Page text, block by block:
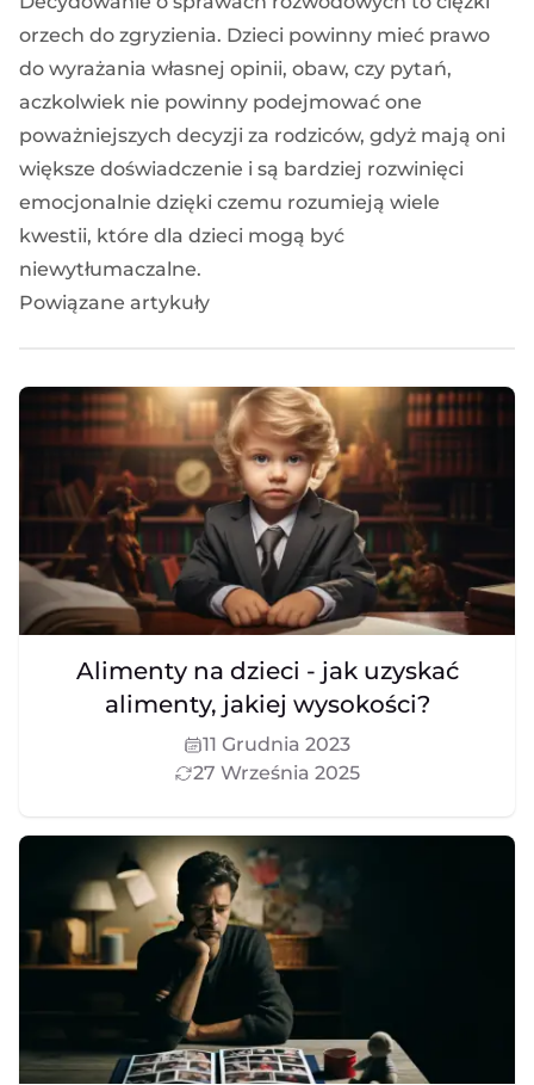
orzech do zgryzienia. Dzieci powinny mieć prawo
do wyrażania własnej opinii, obaw, czy pytań,
aczkolwiek nie powinny podejmować one
poważniejszych decyzji za rodziców, gdyż mają oni
większe doświadczenie i są bardziej rozwinięci
emocjonalnie dzięki czemu rozumieją wiele
kwestii, które dla dzieci mogą być
niewytłumaczalne.
Powiązane artykuły
Alimenty na dzieci - jak uzyskać
alimenty, jakiej wysokości?
11 Grudnia 2023
27 Września 2025